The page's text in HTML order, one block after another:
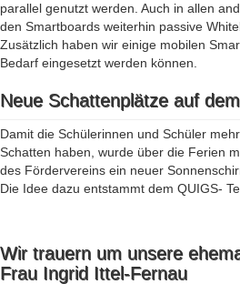
parallel genutzt werden. Auch in allen
den Smartboards weiterhin passive
Zusätzlich haben wir einige mobilen
Bedarf eingesetzt werden können.
Neue Schattenplätze auf
Damit die Schülerinnen und Schüler
Schatten haben, wurde über die Ferien
des Fördervereins ein neuer
Die Idee dazu entstammt dem QUIGS-
Wir trauern um unsere
Frau Ingrid Ittel-Fernau